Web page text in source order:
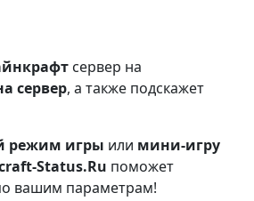
сервер на
сервер, а также подскажет
режим игры или мини-игру
Status.Ru поможет
вашим параметрам!